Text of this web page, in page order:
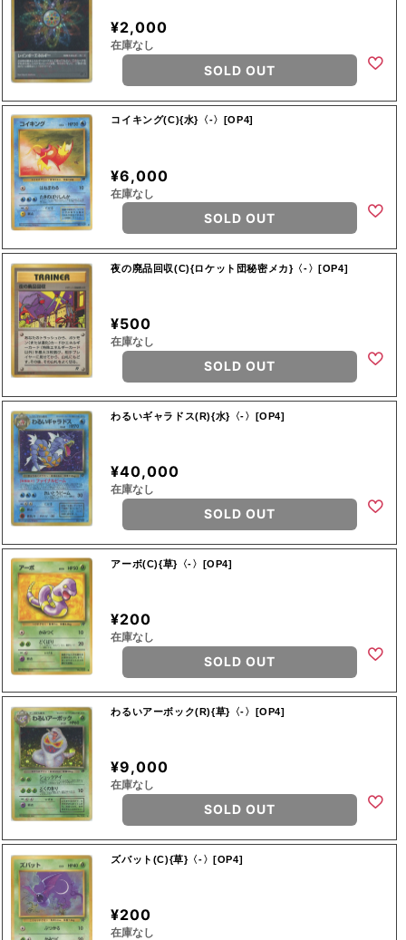
¥2,000
在庫なし
SOLD OUT
コイキング(C){水}〈-〉[OP4]
¥6,000
在庫なし
SOLD OUT
夜の廃品回収(C){ロケット団秘密メカ}〈-〉[OP4]
¥500
在庫なし
SOLD OUT
わるいギャラドス(R){水}〈-〉[OP4]
¥40,000
在庫なし
SOLD OUT
アーボ(C){草}〈-〉[OP4]
¥200
在庫なし
SOLD OUT
わるいアーボック(R){草}〈-〉[OP4]
¥9,000
在庫なし
SOLD OUT
ズバット(C){草}〈-〉[OP4]
¥200
在庫なし